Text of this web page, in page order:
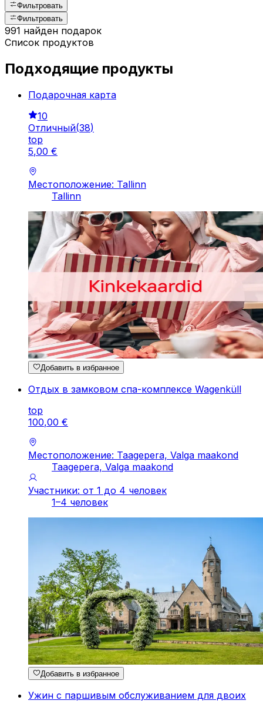
Фильтровать
Фильтровать
991 найден подарок
Список продуктов
Подходящие продукты
Подарочная картa
10
Отличный(38)
top
5,00 €
Местоположение: Tallinn
Tallinn
Добавить в избранное
Отдых в замковом спа-комплексе Wagenküll
top
100,00 €
Местоположение: Taagepera, Valga maakond
Taagepera, Valga maakond
Участники: от 1 до 4 человек
1–4 человек
Добавить в избранное
Ужин с паршивым обслуживанием для двоих